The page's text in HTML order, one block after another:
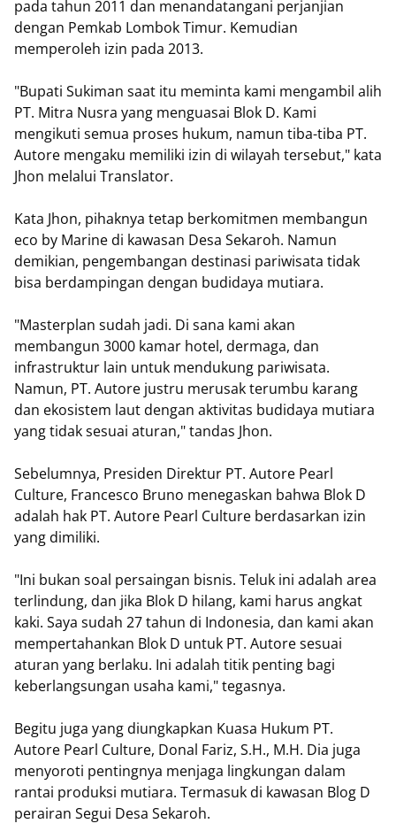
pada tahun 2011 dan menandatangani perjanjian
dengan Pemkab Lombok Timur. Kemudian
memperoleh izin pada 2013.
"Bupati Sukiman saat itu meminta kami mengambil alih
PT. Mitra Nusra yang menguasai Blok D. Kami
mengikuti semua proses hukum, namun tiba-tiba PT.
Autore mengaku memiliki izin di wilayah tersebut," kata
Jhon melalui Translator.
Kata Jhon, pihaknya tetap berkomitmen membangun
eco by Marine di kawasan Desa Sekaroh. Namun
demikian, pengembangan destinasi pariwisata tidak
bisa berdampingan dengan budidaya mutiara.
"Masterplan sudah jadi. Di sana kami akan
membangun 3000 kamar hotel, dermaga, dan
infrastruktur lain untuk mendukung pariwisata.
Namun, PT. Autore justru merusak terumbu karang
dan ekosistem laut dengan aktivitas budidaya mutiara
yang tidak sesuai aturan," tandas Jhon.
Sebelumnya, Presiden Direktur PT. Autore Pearl
Culture, Francesco Bruno menegaskan bahwa Blok D
adalah hak PT. Autore Pearl Culture berdasarkan izin
yang dimiliki.
"Ini bukan soal persaingan bisnis. Teluk ini adalah area
terlindung, dan jika Blok D hilang, kami harus angkat
kaki. Saya sudah 27 tahun di Indonesia, dan kami akan
mempertahankan Blok D untuk PT. Autore sesuai
aturan yang berlaku. Ini adalah titik penting bagi
keberlangsungan usaha kami," tegasnya.
Begitu juga yang diungkapkan Kuasa Hukum PT.
Autore Pearl Culture, Donal Fariz, S.H., M.H. Dia juga
menyoroti pentingnya menjaga lingkungan dalam
rantai produksi mutiara. Termasuk di kawasan Blog D
perairan Segui Desa Sekaroh.